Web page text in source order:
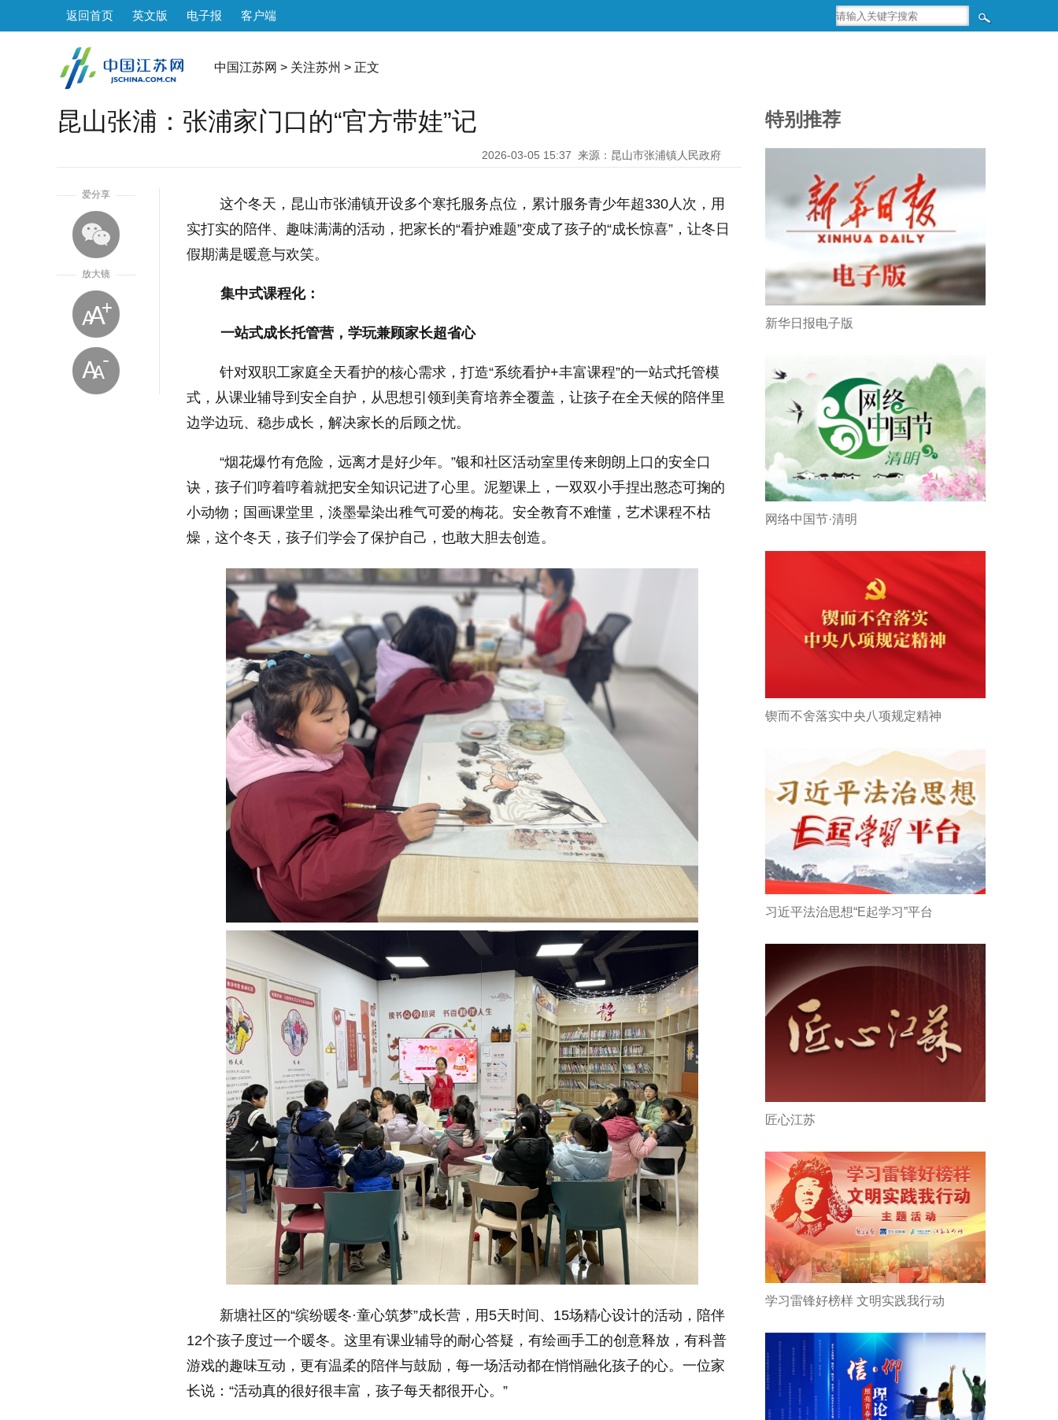
返回首页 英文版 电子报 客户端
中国江苏网 > 关注苏州 > 正文
昆山张浦：张浦家门口的“官方带娃”记
2026-03-05 15:37 来源：昆山市张浦镇人民政府
爱分享
放大镜
这个冬天，昆山市张浦镇开设多个寒托服务点位，累计服务青少年超330人次，用
实打实的陪伴、趣味满满的活动，把家长的“看护难题”变成了孩子的“成长惊喜”，让冬日
假期满是暖意与欢笑。
集中式课程化：
一站式成长托管营，学玩兼顾家长超省心
针对双职工家庭全天看护的核心需求，打造“系统看护+丰富课程”的一站式托管模
式，从课业辅导到安全自护，从思想引领到美育培养全覆盖，让孩子在全天候的陪伴里
边学边玩、稳步成长，解决家长的后顾之忧。
“烟花爆竹有危险，远离才是好少年。”银和社区活动室里传来朗朗上口的安全口
诀，孩子们哼着哼着就把安全知识记进了心里。泥塑课上，一双双小手捏出憨态可掬的
小动物；国画课堂里，淡墨晕染出稚气可爱的梅花。安全教育不难懂，艺术课程不枯
燥，这个冬天，孩子们学会了保护自己，也敢大胆去创造。
新塘社区的“缤纷暖冬·童心筑梦”成长营，用5天时间、15场精心设计的活动，陪伴
12个孩子度过一个暖冬。这里有课业辅导的耐心答疑，有绘画手工的创意释放，有科普
游戏的趣味互动，更有温柔的陪伴与鼓励，每一场活动都在悄悄融化孩子的心。一位家
长说：“活动真的很好很丰富，孩子每天都很开心。”
特别推荐
新华日报电子版
网络中国节·清明
锲而不舍落实中央八项规定精神
习近平法治思想“E起学习”平台
匠心江苏
学习雷锋好榜样 文明实践我行动